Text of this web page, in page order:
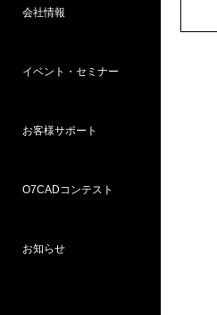
会社情報
イベント・セミナー
お客様サポート
O7CADコンテスト
お知らせ